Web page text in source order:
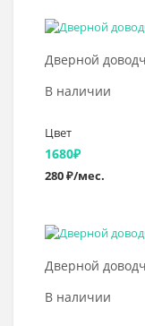
Дверной
В наличии
Цвет
1680₽
280 ₽/мес.
Дверной
В наличии